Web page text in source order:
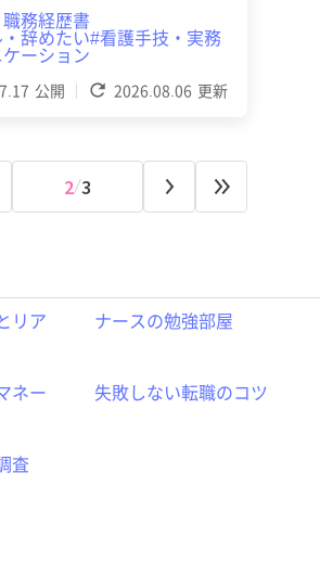
公開 2026.08.06 更新
務経歴書
辞めたい#看護手技・実務
ーション
2 3
リア
ナースの勉強部屋
ネー
失敗しない転職のコツ
査